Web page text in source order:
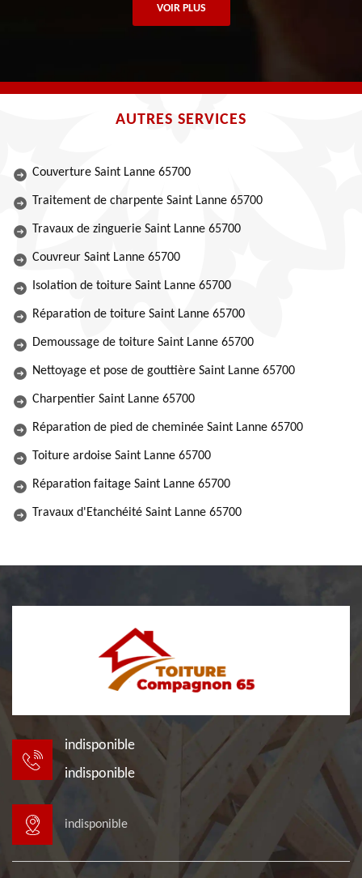
VOIR PLUS
AUTRES SERVICES
Couverture Saint Lanne 65700
Traitement de charpente Saint Lanne 65700
Travaux de zinguerie Saint Lanne 65700
Couvreur Saint Lanne 65700
Isolation de toiture Saint Lanne 65700
Réparation de toiture Saint Lanne 65700
Demoussage de toiture Saint Lanne 65700
Nettoyage et pose de gouttière Saint Lanne 65700
Charpentier Saint Lanne 65700
Réparation de pied de cheminée Saint Lanne 65700
Toiture ardoise Saint Lanne 65700
Réparation faitage Saint Lanne 65700
Travaux d'Etanchéité Saint Lanne 65700
indisponible
indisponible
indisponible